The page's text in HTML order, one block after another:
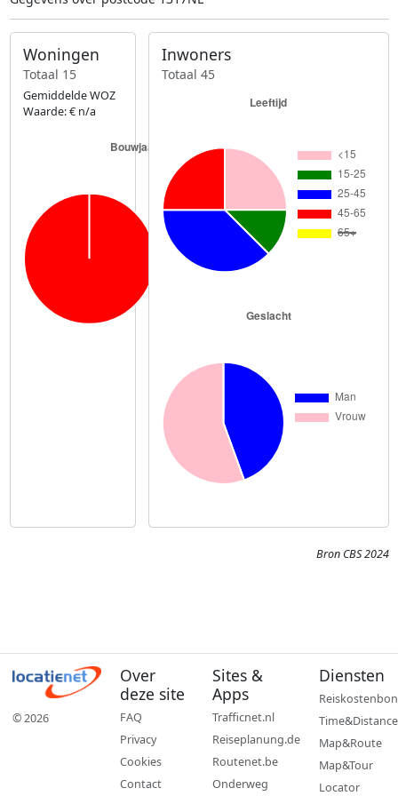
Woningen
Totaal 15
Gemiddelde WOZ
Waarde: € n/a
Inwoners
Totaal 45
Bron CBS 2024
© 2026
Over
deze site
FAQ
Privacy
Cookies
Contact
Sites &
Apps
Trafficnet.nl
Reiseplanung.de
Routenet.be
Onderweg
Diensten
Reiskostenbon
Time&Distance
Map&Route
Map&Tour
Locator